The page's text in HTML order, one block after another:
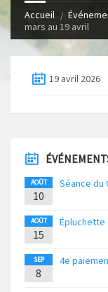
Accueil
mars au 19 avril
19 avril 2026
AOÛT
10
Séance du
AOÛT
15
Épluchette
SEP
8
4e